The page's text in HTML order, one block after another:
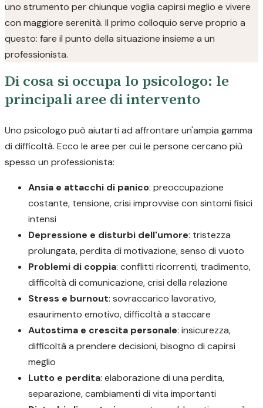
uno strumento per chiunque voglia capirsi meglio e vivere
con maggiore serenità. Il primo colloquio serve proprio a
questo: fare il punto della situazione insieme a un
professionista.
Di cosa si occupa lo psicologo: le
principali aree di intervento
Uno psicologo può aiutarti ad affrontare un'ampia gamma
di difficoltà. Ecco le aree per cui le persone cercano più
spesso un professionista:
Ansia e attacchi di panico: preoccupazione
costante, tensione, crisi improvvise con sintomi fisici
intensi
Depressione e disturbi dell'umore: tristezza
prolungata, perdita di motivazione, senso di vuoto
Problemi di coppia: conflitti ricorrenti, tradimento,
difficoltà di comunicazione, crisi della relazione
Stress e burnout: sovraccarico lavorativo,
esaurimento emotivo, difficoltà a staccare
Autostima e crescita personale: insicurezza,
difficoltà a prendere decisioni, bisogno di capirsi
meglio
Lutto e perdita: elaborazione di una perdita,
separazione, cambiamenti di vita importanti